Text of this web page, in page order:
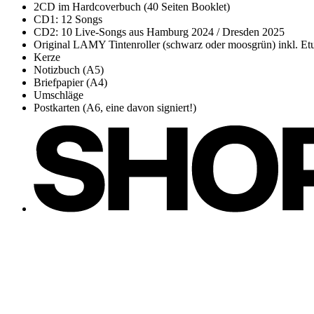
2CD im Hardcoverbuch (40 Seiten Booklet)
CD1: 12 Songs
CD2: 10 Live-Songs aus Hamburg 2024 / Dresden 2025
Original LAMY Tintenroller (schwarz oder moosgrün) inkl.
Kerze
Notizbuch (A5)
Briefpapier (A4)
Umschläge
Postkarten (A6, eine davon signiert!)